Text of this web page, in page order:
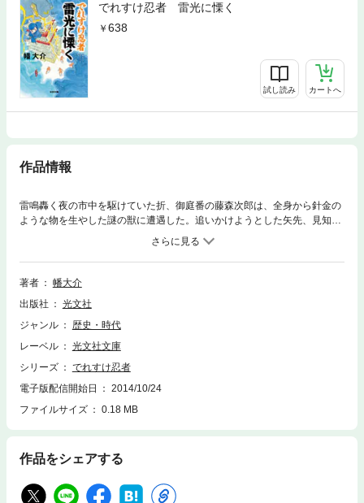
でれすけ忍者 雷光に慄く
638
試し読み カートへ
作品情報
雷鳴轟く夜の市中を駆けていた折、御庭番の藤森次郎は、全身から針金の
ような物を生やした謎の獣に遭遇した。追いかけようとした矢先、見知ら
ぬ男と思いがけず衝突。彼の袂から落ちてきた紙には生首の絵が！ 恐れ
をなして逃げ出した次郎は、翌日、田安家の若君より落雷の場所を突き止
めろと命じられ――。田舎者忍者の活躍を飄々と描く大好評シリーズ第三
弾！
著者
幡大介
出版社
光文社
ジャンル
歴史・時代
レーベル
光文社文庫
シリーズ
でれすけ忍者
電子版配信開始日
2014/10/24
ファイルサイズ
0.18 MB
作品をシェアする